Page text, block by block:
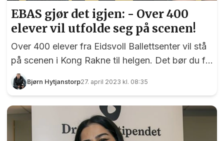
EBAS gjør det igjen: - Over 400
elever vil utfolde seg på scenen!
Over 400 elever fra Eidsvoll Ballettsenter vil stå
på scenen i Kong Rakne til helgen. Det bør du få
med deg!
Bjørn Hytjanstorp27. april 2023 kl. 08:35